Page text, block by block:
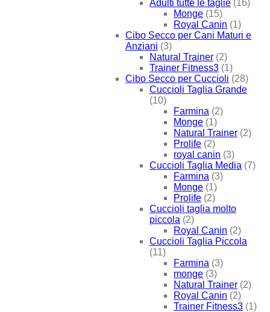
Adulti tutte le taglie (16)
Monge (15)
Royal Canin (1)
Cibo Secco per Cani Maturi e
Anziani (3)
Natural Trainer (2)
Trainer Fitness3 (1)
Cibo Secco per Cuccioli (28)
Cuccioli Taglia Grande
(10)
Farmina (2)
Monge (1)
Natural Trainer (2)
Prolife (2)
royal canin (3)
Cuccioli Taglia Media (7)
Farmina (3)
Monge (1)
Prolife (2)
Cuccioli taglia molto
piccola (2)
Royal Canin (2)
Cuccioli Taglia Piccola
(11)
Farmina (3)
monge (3)
Natural Trainer (2)
Royal Canin (2)
Trainer Fitness3 (1)